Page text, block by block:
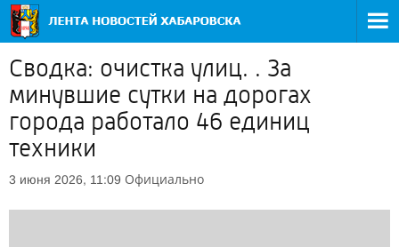
Сводка: очистка улиц. . За
минувшие сутки на дорогах
города работало 46 единиц
техники
3 июня 2026, 11:09 Официально